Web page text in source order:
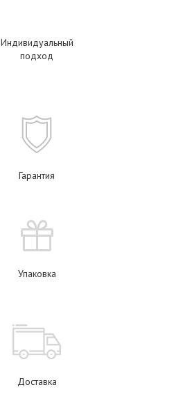
Индивидуальный
подход
Гарантия
Упаковка
Доставка